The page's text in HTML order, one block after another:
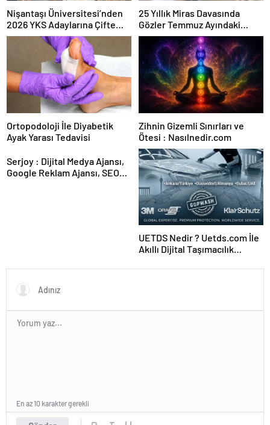
Nişantaşı Üniversitesi’nden
2026 YKS Adaylarına Çifte
Güvence: Sabit Ücret ve
Kesintisiz Burs
25 Yıllık Miras Davasında
Gözler Temmuz Ayındaki
Karar Duruşmasına Çevrildi
Ortopodoloji İle Diyabetik
Ayak Yarası Tedavisi
Zihnin Gizemli Sınırları ve
Ötesi : Nasılnedir.com
Serjoy : Dijital Medya Ajansı,
Google Reklam Ajansı, SEO
UETDS Nedir ? Uetds.com İle
Akıllı Dijital Taşımacılık
En az 10 karakter gerekli